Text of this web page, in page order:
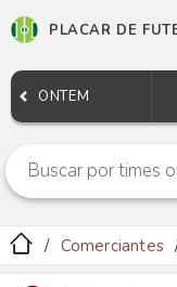
PLACAR DE
ONTEM
Comerciantes